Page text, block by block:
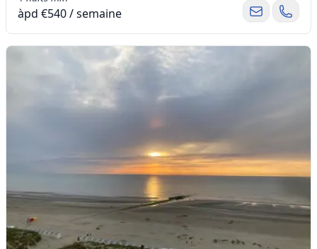
àpd €540 / semaine